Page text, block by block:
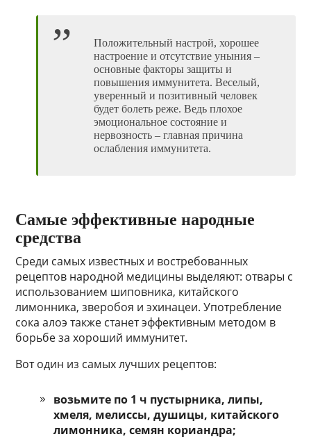
Положительный настрой, хорошее
настроение и отсутствие уныния –
основные факторы защиты и
повышения иммунитета. Веселый,
уверенный и позитивный человек
будет болеть реже. Ведь плохое
эмоциональное состояние и
нервозность – главная причина
ослабления иммунитета.
Самые эффективные народные
средства
Среди самых известных и востребованных
рецептов народной медицины выделяют: отвары с
использованием шиповника, китайского
лимонника, зверобоя и эхинацеи. Употребление
сока алоэ также станет эффективным методом в
борьбе за хороший иммунитет.
Вот один из самых лучших рецептов:
возьмите по 1 ч пустырника, липы,
хмеля, мелиссы, душицы, китайского
лимонника, семян кориандра;